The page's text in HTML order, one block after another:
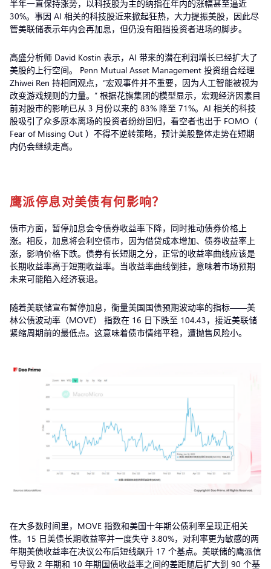
半年一直保持涨势，以科技股为主的纳指在年内的涨幅甚至逼近
30%。事因 AI 相关的科技股近来掀起狂热，大力提振美股，因此尽
管美联储表示年内会再加息，但仍没有阻挡投资者进场的脚步。
高盛分析师 David Kostin 表示，AI 带来的潜在利润增长已经扩大了
美股的上行空间。 Penn Mutual Asset Management 投资组合经理
Zhiwei Ren 持相同观点，“宏观事件并不重要，因为人工智能被视为
改变游戏规则的力量。” 根据花旗集团的模型显示，宏观经济因素目
前对股市的影响已从 3 月份以来的 83% 降至 71%。AI 相关的科技
股吸引了众多原本离场的投资者纷纷回归，看空者也出于 FOMO（
Fear of Missing Out ）不得不逆转策略，预计美股整体走势在短期
内仍会继续走高。
鹰派停息对美债有何影响？
债市方面，暂停加息会令债券收益率下降，同时推动债券价格上
涨。相反，加息将会利空债市，因为借贷成本增加、债券收益率上
涨，影响价格下跌。债券有长短期之分，正常的收益率曲线应该是
长期收益率高于短期收益率。当收益率曲线倒挂，意味着市场预期
未来可能陷入经济衰退。
随着美联储宣布暂停加息，衡量美国国债预期波动率的指标——美
林公债波动率（MOVE） 指数在 16 日下跌至 104.43，接近美联储
紧缩周期前的最低点。这意味着债市情绪平稳，遭抛售风险小。
在大多数时间里，MOVE 指数和美国十年期公债利率呈现正相关
性。15 日美债长期收益率并一度失守 3.80%，对利率更为敏感的两
年期美债收益率在决议公布后短线飙升 17 个基点。美联储的鹰派信
号导致 2 年期和 10 年期国债收益率之间的差距随后扩大到 90 个基